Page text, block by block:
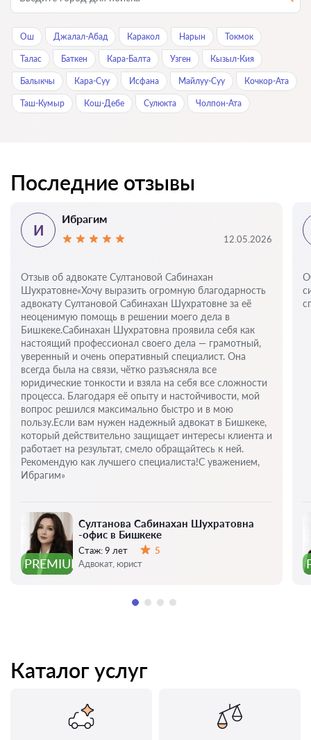
Ош Джалал-Абад Каракол Нарын Токмок
Талас Баткен Кара-Балта Узген Кызыл-Кия
Балыкчы Кара-Суу Исфана Майлуу-Суу Кочкор-Ата
Таш-Кумыр Кош-Дебе Сулюкта Чолпон-Ата
Последние отзывы
PREMIUM
Султанова Сабинахан Шухратовна
-офис в Бишкеке
Стаж:9 лет
Оценка:
5
Адвокат, юрист
И
Ибрагим
12.05.2026
Отзыв об адвокате Султановой Сабинахан
Шухратовне«Хочу выразить огромную благодарность
адвокату Султановой Сабинахан Шухратовне за её
неоценимую помощь в решении моего дела в
Бишкеке.Сабинахан Шухратовна проявила себя как
настоящий профессионал своего дела — грамотный,
уверенный и очень оперативный специалист. Она
всегда была на связи, чётко разъясняла все
юридические тонкости и взяла на себя все сложности
процесса. Благодаря её опыту и настойчивости, мой
вопрос решился максимально быстро и в мою
пользу.Если вам нужен надежный адвокат в Бишкеке,
который действительно защищает интересы клиента и
работает на результат, смело обращайтесь к ней.
Рекомендую как лучшего специалиста!С уважением,
Ибрагим»
Каталог услуг